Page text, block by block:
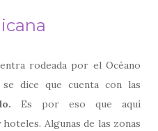
rodeada por el Océano
dice que cuenta con las
Es por eso que aquí
Algunas de las zonas